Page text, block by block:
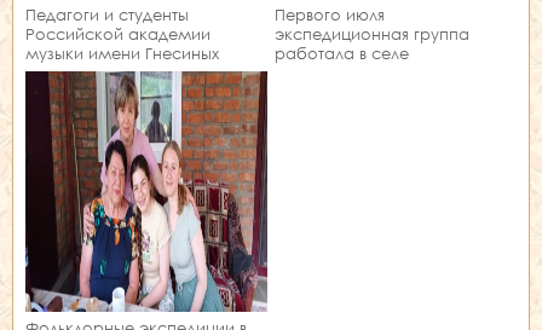
Педагоги и студенты
Российской академии
музыки имени Гнесиных
продолжают
экспедиционную работу в
нашем крае
Первого июля
экспедиционная группа
работала в селе